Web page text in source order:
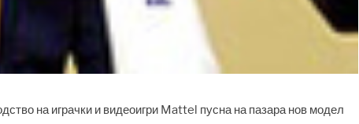
на играчки и видеоигри Mattel пусна на пазара нов модел